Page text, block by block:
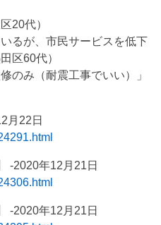
20代）
るが、市民サービスを低下
区60代）
のみ（耐震工事でいい）」
月22日
-2020年12月21日
-2020年12月21日